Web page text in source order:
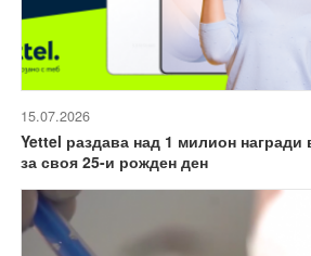
15.07.2026
Yettel раздава над 1 милион награди
за своя 25-и рожден ден